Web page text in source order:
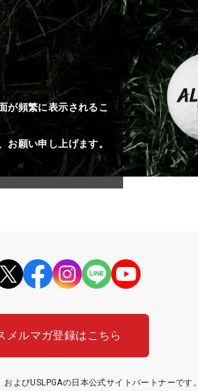
が頻繁に表示されるこ
願い申し上げます。
メルマガ登録はこちら
よびUSLPGAの日本公式サイトパートナーです。